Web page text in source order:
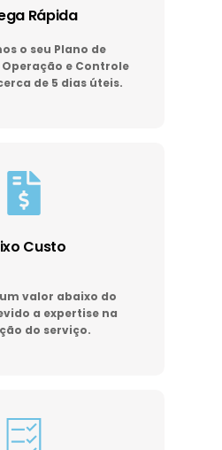
Rápida
o seu Plano de
e Controle
de 5 dias úteis.
Custo
valor abaixo do
a expertise na
do serviço.